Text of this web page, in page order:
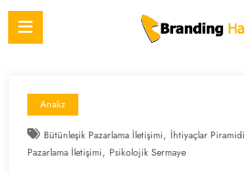
İçeriğe
Analiz
Bütünleşik Pazarlama İletişimi, İhtiyaçlar Piramidi
Pazarlama İletişimi, Psikolojik Sermaye